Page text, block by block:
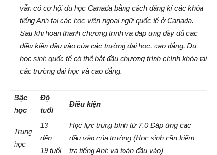
vẫn có cơ hội du học Canada bằng cách đăng kí các khóa
tiếng Anh tại các học viện ngoại ngữ quốc tế ở Canada.
Sau khi hoàn thành chương trình và đáp ứng đầy đủ các
điều kiện đầu vào của các trường đại học, cao đẳng. Du
học sinh quốc tế có thể bắt đầu chương trình chính khóa tại
các trường đại học và cao đẳng.
Bậc
học
Độ
tuổi
Điều kiện
Trung
học
13
đến
19 tuổi
Học lực trung bình từ 7.0 Đáp ứng các
đầu vào của trường (Học sinh cần kiểm
tra tiếng Anh và toán đầu vào)